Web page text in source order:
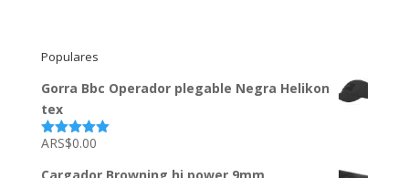
Populares
Gorra Bbc Operador plegable Negra Helikon
tex
Valorado
5
ARS$0.00
Cargador Browning hi power 9mm